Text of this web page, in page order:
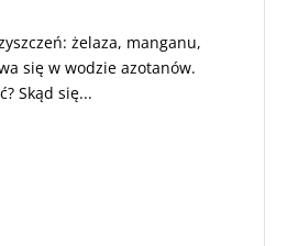
żelaza, manganu,
się w wodzie azotanów.
Skąd się...